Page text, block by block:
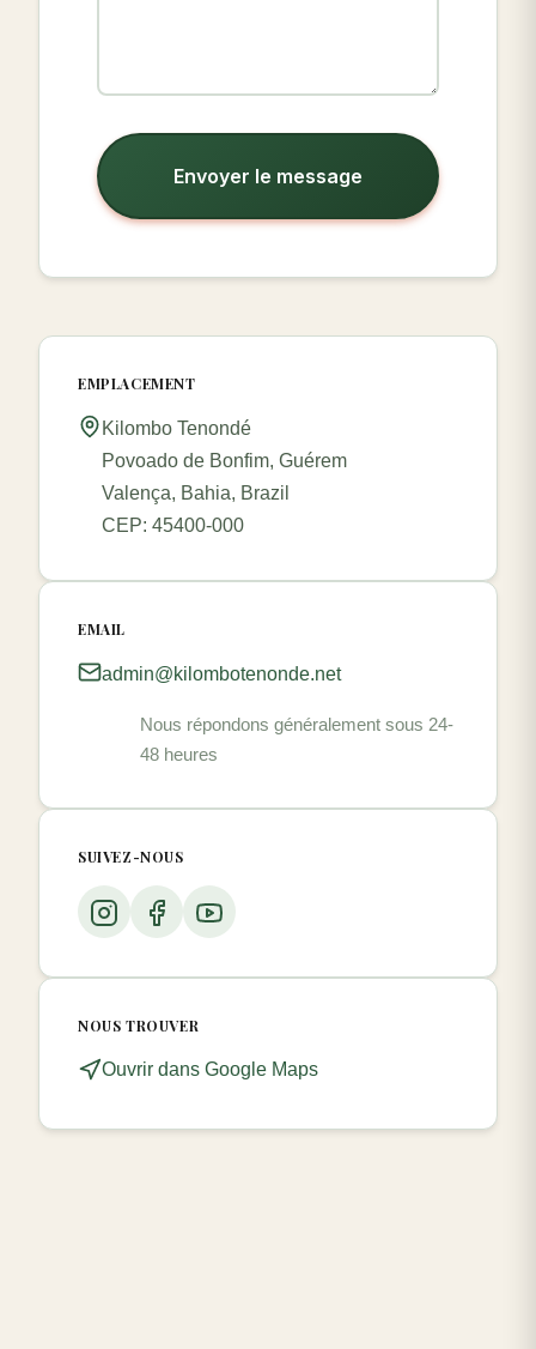
Envoyer le message
EMPLACEMENT
Kilombo Tenondé
Povoado de Bonfim, Guérem
Valença, Bahia, Brazil
CEP: 45400-000
EMAIL
admin@kilombotenonde.net
Nous répondons généralement sous 24-
48 heures
SUIVEZ-NOUS
NOUS TROUVER
Ouvrir dans Google Maps